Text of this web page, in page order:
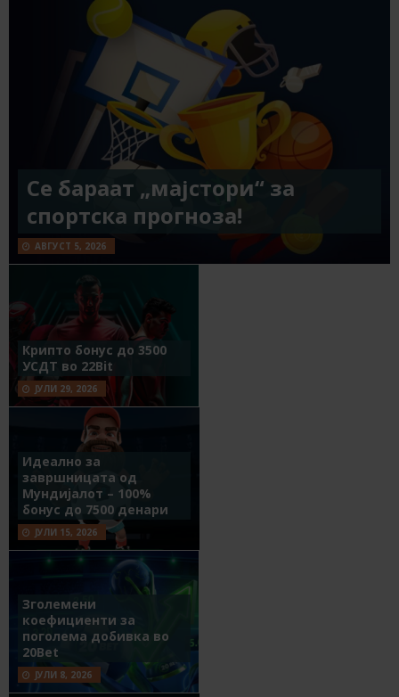
Се бараат „мајстори“ за
спортска прогноза!
АВГУСТ 5, 2026
Крипто бонус до 3500
УСДТ во 22Bit
ЈУЛИ 29, 2026
Идеално за
завршницата од
Мундијалот – 100%
бонус до 7500 денари
ЈУЛИ 15, 2026
Зголемени
коефициенти за
поголема добивка во
20Bet
ЈУЛИ 8, 2026